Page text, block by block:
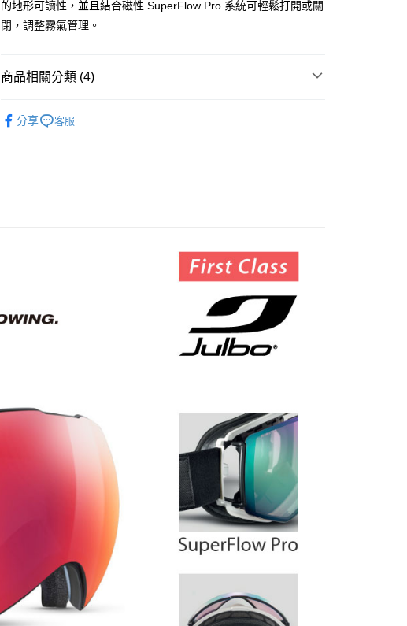
1.本服務係由「台灣大哥大股份有限公司」（以下簡稱本公司）所提供，讓
用戶於交易時，得透過本服務購買商品或服務，並由商店將買賣／分期付
用，由本公司與您本人進行分期帳單所需資料之確認、核對及更正。
※ 請注意：結帳手續完成當下不需立刻繳費，但若您需要取消訂單，請聯
絡購買商品的店家。未經商家同意取消之訂單仍視為有效，需透過AFTEE
是否繳費成功／繳費後需取消欲退款等相關疑問，請聯繫「AFTEE先享後
付客戶支援中心」https://netprotections.freshdesk.com/support/home
１．透過由恩沛科技股份有限公司提供之「AFTEE先享後付」服務完成之
即時審查核予不同之上限額度；若仍有額度不足之情形，本公司將視審查
５．嚴禁一人註冊多個帳號或使用他人資訊註冊。若發現惡意使用之情
形，恩沛科技股份有限公司將有權停止該用戶之使用額度並採取法律行
每筆NT$60，滿NT$799(含以上)免運費
每筆NT$100，滿NT$799(含以上)免運費
免運費
的地形可讀性，並且結合磁性 SuperFlow Pro 系統可輕鬆打開或關
閉，調整霧氣管理。
商品相關分類 (4)
分享 客服